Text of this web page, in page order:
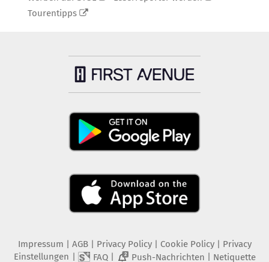
Tourentipps
Impressum | AGB | Privacy Policy| Cookie Policy| Privacy
Einstellungen | FAQ| 2 Push-Nachrichten | Netiquette